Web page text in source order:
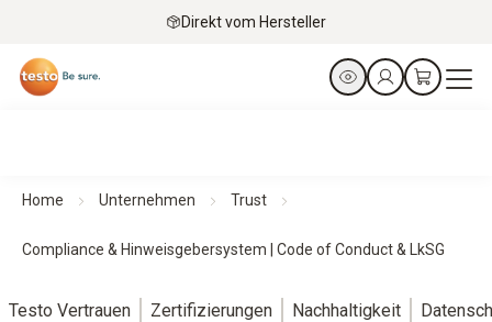
Direkt vom Hersteller
Home Unternehmen Trust
Compliance & Hinweisgebersystem | Code of Conduct & LkSG
Testo Vertrauen Zertifizierungen Nachhaltigkeit